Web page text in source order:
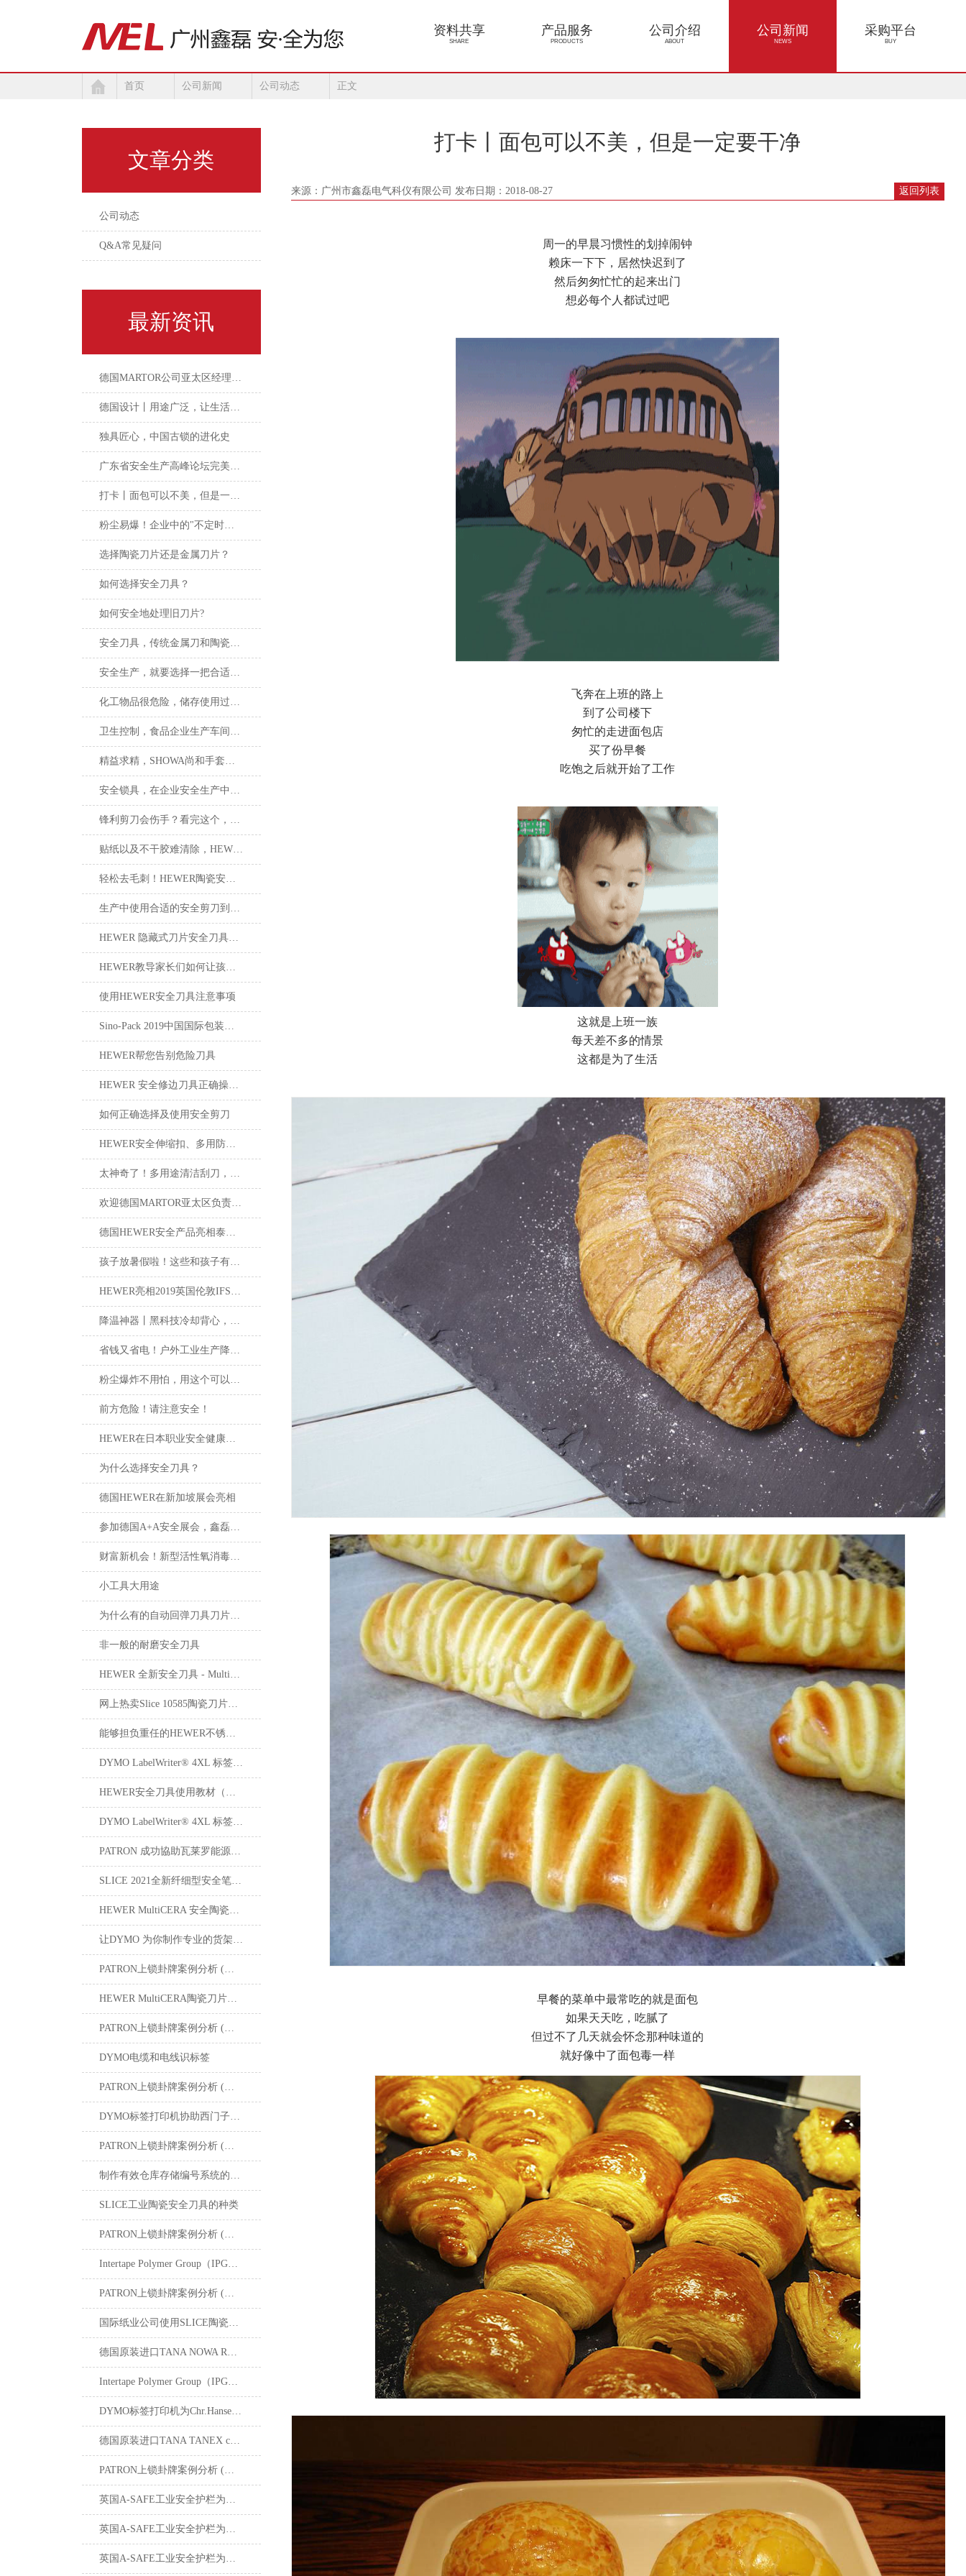
资料共享
SHARE
产品服务
PRODUCTS
公司介绍
ABOUT
公司新闻
NEWS
采购平台
BUY
首页 公司新闻 公司动态 正文
文章分类
公司动态
Q&A常见疑问
最新资讯
德国MARTOR公司亚太区经理亲临广州鑫磊培训
德国设计丨用途广泛，让生活更"剪"单
独具匠心，中国古锁的进化史
广东省安全生产高峰论坛完美落幕，安全意识永不落幕
打卡丨面包可以不美，但是一定要干净
粉尘易爆！企业中的"不定时炸弹"！
选择陶瓷刀片还是金属刀片？
如何选择安全刀具？
如何安全地处理旧刀片?
安全刀具，传统金属刀和陶瓷刀该如何抉择！
安全生产，就要选择一把合适的安全刀具
化工物品很危险，储存使用过程很重要！
卫生控制，食品企业生产车间的基本卫生标准！
精益求精，SHOWA尚和手套给您更好的操作保护
安全锁具，在企业安全生产中占着不可或缺的地位
锋利剪刀会伤手？看完这个，你就不会这样想了
贴纸以及不干胶难清除，HEWER清洁刮刀安全刀具就能轻松搞定！
轻松去毛刺！HEWER陶瓷安全修边刀您了解吗？
生产中使用合适的安全剪刀到底有多重要？看完这个就知道了
HEWER 隐藏式刀片安全刀具的优点
HEWER教导家长们如何让孩子使用安全剪刀
使用HEWER安全刀具注意事项
Sino-Pack 2019中国国际包装展会，德国HEWER新产品首亮相
HEWER帮您告别危险刀具
HEWER 安全修边刀具正确操作说明
如何正确选择及使用安全剪刀
HEWER安全伸缩扣、多用防丢伸缩扣
太神奇了！多用途清洁刮刀，轻松刮走黏胶垢
欢迎德国MARTOR亚太区负责人莅临我司进行产品培训
德国HEWER安全产品亮相泰国职业安全健康会议，为泰国企业提供一站式服务！
孩子放暑假啦！这些和孩子有关的“安全贴士”你知道吗？
HEWER亮相2019英国伦敦IFSEC安防展览会
降温神器丨黑科技冷却背心，高温作业可持续凉爽
省钱又省电！户外工业生产降温加水凉风机！
粉尘爆炸不用怕，用这个可以安心上班！
前方危险！请注意安全！
HEWER在日本职业安全健康展览会
为什么选择安全刀具？
德国HEWER在新加坡展会亮相
参加德国A+A安全展会，鑫磊受益良多
财富新机会！新型活性氧消毒剂诚邀您的加盟。
小工具大用途
为什么有的自动回弹刀具刀片伸出来的长度设计可调节？
非一般的耐磨安全刀具
HEWER 全新安全刀具 - MultiSAFE HK-2200
网上热卖Slice 10585陶瓷刀片安全小刀
能够担负重任的HEWER不锈钢厨房剪刀
DYMO LabelWriter® 4XL 标签打印机
HEWER安全刀具使用教材（一）: 使用安全刀具的 6 个安全提示
DYMO LabelWriter® 4XL 标签打印机于工作环境中的应用
PATRON 成功協助瓦莱罗能源公司制定上锁挂牌系统
SLICE 2021全新纤细型安全笔刀10475和10476现已上架。
HEWER MultiCERA 安全陶瓷修边刀
让DYMO 为你制作专业的货架标签
PATRON上锁卦牌案例分析 (一) : 清洁印刷机滚筒
HEWER MultiCERA陶瓷刀片提高了各行业的切割应用
PATRON上锁卦牌案例分析 (二) : 生产汽车零部件中进行润滑作业的机器人
DYMO电缆和电线识标签
PATRON上锁卦牌案例分析 (二) : 生产汽车零部件中进行润滑作业的机器人
DYMO标签打印机协助西门子在全球工厂制作标准化标签
PATRON上锁卦牌案例分析 (三) : 更换氮压容器密封件
制作有效仓库存储编号系统的DYMO条形码
SLICE工业陶瓷安全刀具的种类
PATRON上锁卦牌案例分析 (四) : 多个能量控制程序
Intertape Polymer Group（IPG）公司使用SLICE陶瓷刀片安全刀具后，创30年来理想的安全记录
PATRON上锁卦牌案例分析 (五) : 酸水管道修复
国际纸业公司使用SLICE陶瓷刀片安全刀具打造公司的安全文化
德国原装进口TANA NOWA RHE 720特耐工业用烟渍泡膜清洁剂
Intertape Polymer Group（IPG）公司使用SLICE陶瓷刀片安全刀具后，创30年来理想的安全记录
DYMO标签打印机为Chr.Hansen标签数字化转型
德国原装进口TANA TANEX ceram 特耐工业用陶瓷砖专用清洁剂
PATRON上锁卦牌案例分析 (六) : 钢厂准备挤压车维修
英国A-SAFE工业安全护栏为大型仓库创建安全工作环境
英国A-SAFE工业安全护栏为雀巢食品公司解决安全隔离及控制行人流量的问题
英国A-SAFE工业安全护栏为日本丰田汽车制造厂制定行人保护解决方案
打卡丨面包可以不美，但是一定要干净
来源：广州市鑫磊电气科仪有限公司 发布日期：2018-08-27 返回列表
周一的早晨习惯性的划掉闹钟
赖床一下下，居然快迟到了
然后匆匆忙忙的起来出门
想必每个人都试过吧
飞奔在上班的路上
到了公司楼下
匆忙的走进面包店
买了份早餐
吃饱之后就开始了工作
这就是上班一族
每天差不多的情景
这都是为了生活
早餐的菜单中最常吃的就是面包
如果天天吃，吃腻了
但过不了几天就会怀念那种味道的
就好像中了面包毒一样